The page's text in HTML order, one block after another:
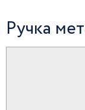
Ручка